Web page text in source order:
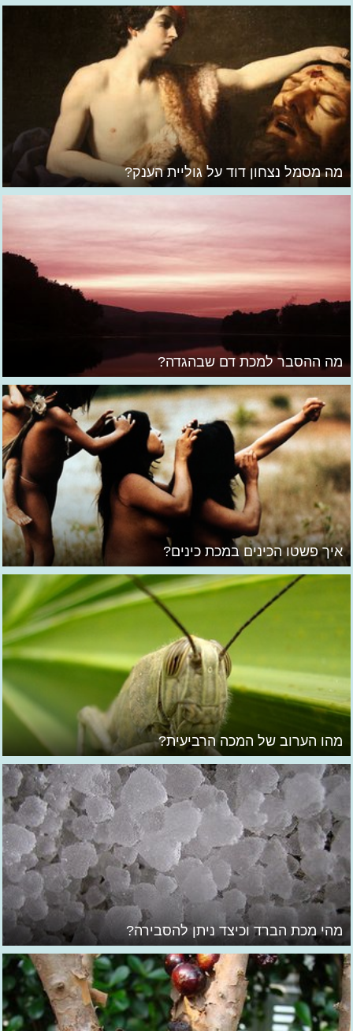
מה מסמל נצחון דוד על גוליית הענק?
מה ההסבר למכת דם שבהגדה?
איך פשטו הכינים במכת כינים?
מהו הערוב של המכה הרביעית?
מהי מכת הברד וכיצד ניתן להסבירה?